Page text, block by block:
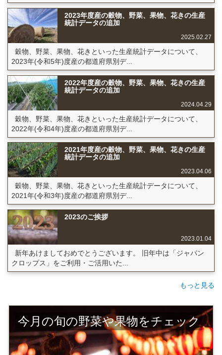
2023年度産の穀物、野菜、果物、花きの生産
統計データの追加
2025.02.27
穀物、野菜、果物、花きといった生産統計データについて、
2023年(令和5年)度産の都道府県別デ...
2022年度産の穀物、野菜、果物、花きの生産
統計データの追加
2024.04.29
穀物、野菜、果物、花きといった生産統計データについて、
2022年(令和4年)度産の都道府県別デ...
2021年度産の穀物、野菜、果物、花きの生産
統計データの追加
2023.04.06
穀物、野菜、果物、花きといった生産統計データについて、
2021年(令和3年)度産の都道府県別デ...
2023のご挨拶
2023.01.04
新年あけましておめでとうございます。 旧年中は「ジャパン
クロップス」をご利用・ご活用いた...
もっと見る
今月の旬の野菜や果物をチェック